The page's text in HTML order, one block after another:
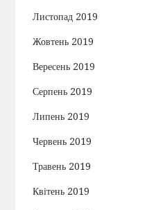
Листопад 2019
Жовтень 2019
Вересень 2019
Серпень 2019
Липень 2019
Червень 2019
Травень 2019
Квітень 2019